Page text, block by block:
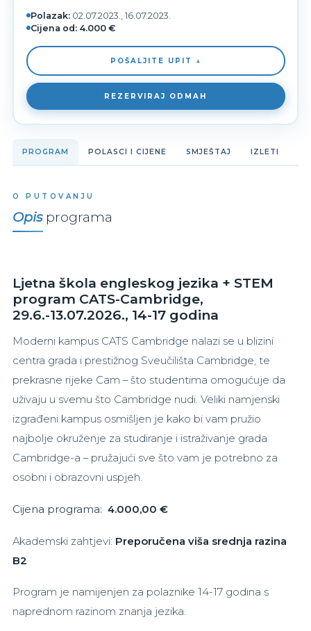
Polazak:02.07.2023., 16.07.2023.
Cijena od: 4.000 €
POŠALJITE UPIT ↓
REZERVIRAJ ODMAH
PROGRAM POLASCI I CIJENE SMJEŠTAJ IZLETI
O PUTOVANJU
Opisprograma
Ljetna škola engleskog jezika + STEM
program CATS-Cambridge,
29.6.-13.07.2026., 14-17 godina
Moderni kampus CATS Cambridge nalazi se u blizini
centra grada i prestižnog Sveučilišta Cambridge, te
prekrasne rijeke Cam – što studentima omogućuje da
uživaju u svemu što Cambridge nudi. Veliki namjenski
izgrađeni kampus osmišljen je kako bi vam pružio
najbolje okruženje za studiranje i istraživanje grada
Cambridge-a – pružajući sve što vam je potrebno za
osobni i obrazovni uspjeh.
Cijena programa: 4.000,00 €
Akademski zahtjevi: Preporučena viša srednja razina
B2
Program je namijenjen za polaznike 14-17 godina s
naprednom razinom znanja jezika.